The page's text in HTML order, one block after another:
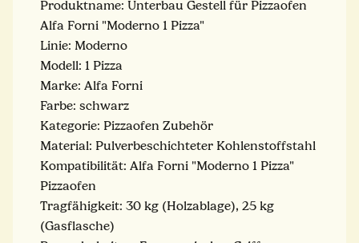
Produktname: Unterbau Gestell für Pizzaofen
Alfa Forni "Moderno 1 Pizza"
Linie: Moderno
Modell: 1 Pizza
Marke: Alfa Forni
Farbe: schwarz
Kategorie: Pizzaofen Zubehör
Material: Pulverbeschichteter Kohlenstoffstahl
Kompatibilität: Alfa Forni "Moderno 1 Pizza"
Pizzaofen
Tragfähigkeit: 30 kg (Holzablage), 25 kg
(Gasflasche)